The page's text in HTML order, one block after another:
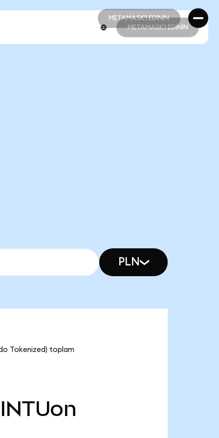
METAMASK'I EDİNİN
METAMASK'I EDİNİN
METAMASK'I EDİNİN
PLN
Tokenized) toplam
INTUon